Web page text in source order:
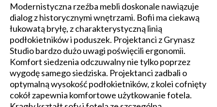
Modernistyczna rzeźba mebli doskonale nawiązuje
dialog z historycznymi wnętrzami. Bofii ma ciekawą
łukowatą bryłę, z charakterystyczną linią
podłokietników i poduszek. Projektanci z Grynasz
Studio bardzo dużo uwagi poświęcili ergonomii.
Komfort siedzenia odczuwalny nie tylko poprzez
wygodę samego siedziska. Projektanci zadbali o
optymalną wysokość podłokietników, z kolei cofnięty
cokół zapewnia komfortowe użytkowanie fotela.